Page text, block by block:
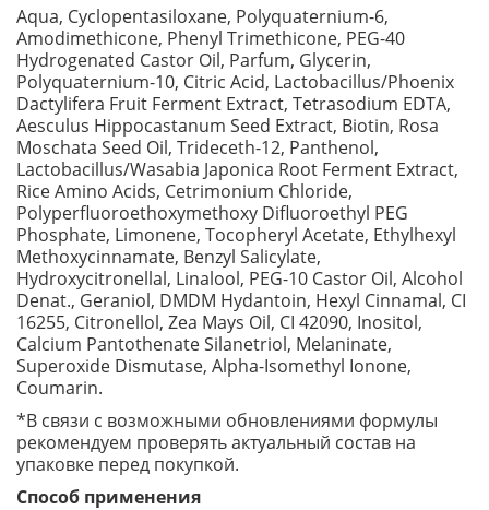
Aqua, Cyclopentasiloxane, Polyquaternium-6,
Amodimethicone, Phenyl Trimethicone, PEG-40
Hydrogenated Castor Oil, Parfum, Glycerin,
Polyquaternium-10, Citric Acid, Lactobacillus/Phoenix
Dactylifera Fruit Ferment Extract, Tetrasodium EDTA,
Aesculus Hippocastanum Seed Extract, Biotin, Rosa
Moschata Seed Oil, Trideceth-12, Panthenol,
Lactobacillus/Wasabia Japonica Root Ferment Extract,
Rice Amino Acids, Cetrimonium Chloride,
Polyperfluoroethoxymethoxy Difluoroethyl PEG
Phosphate, Limonene, Tocopheryl Acetate, Ethylhexyl
Methoxycinnamate, Benzyl Salicylate,
Hydroxycitronellal, Linalool, PEG-10 Castor Oil, Alcohol
Denat., Geraniol, DMDM Hydantoin, Hexyl Cinnamal, CI
16255, Citronellol, Zea Mays Oil, CI 42090, Inositol,
Calcium Pantothenate Silanetriol, Melaninate,
Superoxide Dismutase, Alpha-Isomethyl Ionone,
Coumarin.
*В связи с возможными обновлениями формулы
рекомендуем проверять актуальный состав на
упаковке перед покупкой.
Способ применения